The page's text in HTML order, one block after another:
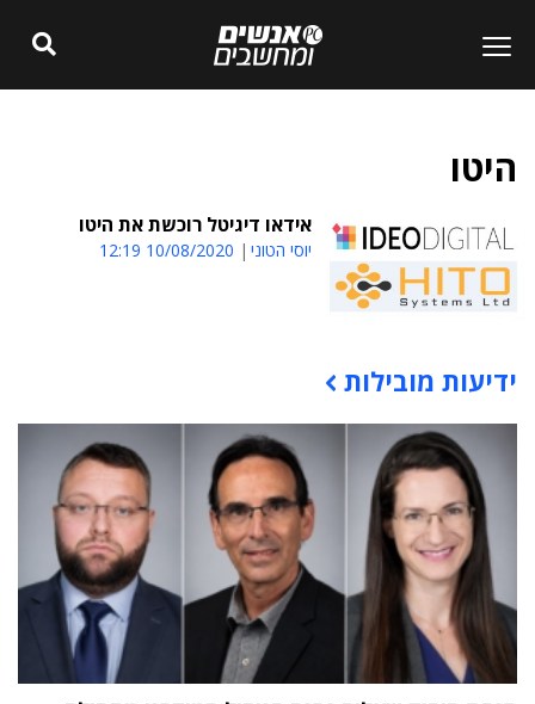
היטו
אידאו דיגיטל רוכשת את היטו
יוסי הטוני 10/08/2020 12:19
תוכן פרסומי
ידיעות מובילות